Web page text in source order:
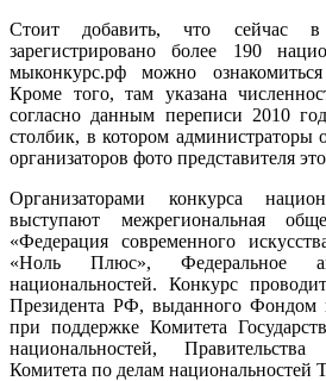
Стоит добавить, что сейчас в
зарегистрировано более 190
мыконкурс.рф можно
Кроме того, там указана
согласно данным переписи 2010
столбик, в котором администраторы
организаторов фото представителя
Организаторами конкурса
выступают межрегиональная
«Федерация современного
«Ноль Плюс», Федеральное
национальностей. Конкурс
Президента РФ, выданного Фондом
при поддержке Комитета
национальностей,
Комитета по делам национальностей